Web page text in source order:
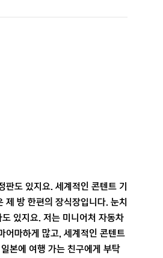
판도 있지요. 세계적인 콘텐트 기
제 방 한편의 장식장입니다. 눈치
있지요. 저는 미니어처 자동차
어마하게 많고, 세계적인 콘텐트
본에 여행 가는 친구에게 부탁